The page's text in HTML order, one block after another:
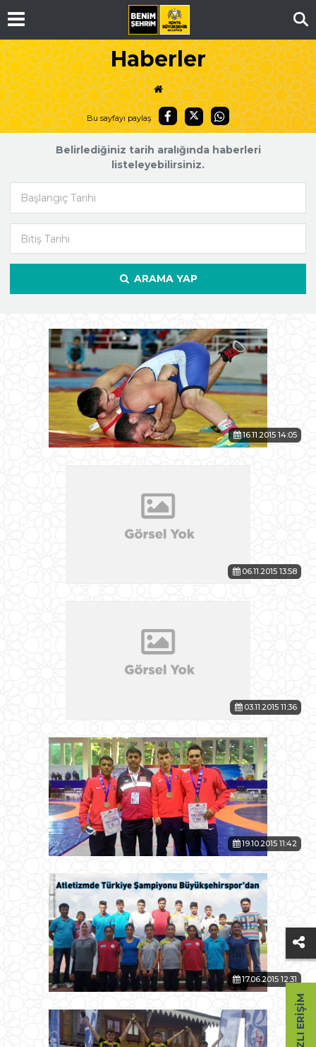
Haberler
Bu sayfayı paylaş
Belirlediğiniz tarih aralığında haberleri
listeleyebilirsiniz.
ARAMA YAP
16.11.2015 14:05
06.11.2015 13:58
03.11.2015 11:36
19.10.2015 11:42
17.06.2015 12:31
HIZLI ERIŞIM